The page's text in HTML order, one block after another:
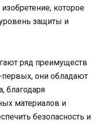
которое
защиты и
ряд преимуществ
они обладают
благодаря
материалов и
безопасность и